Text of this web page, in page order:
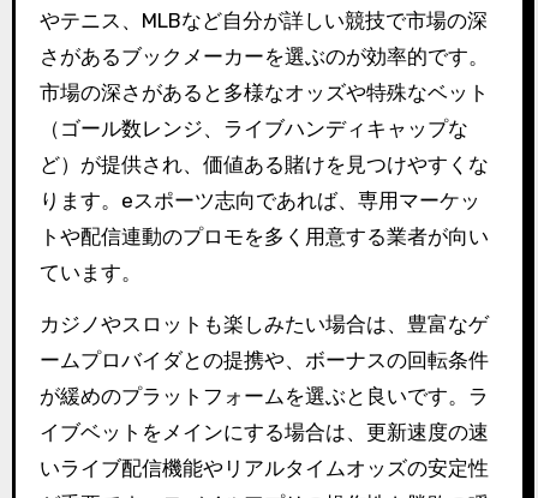
やテニス、MLBなど自分が詳しい競技で市場の深
さがあるブックメーカーを選ぶのが効率的です。
市場の深さがあると多様なオッズや特殊なベット
（ゴール数レンジ、ライブハンディキャップな
ど）が提供され、価値ある賭けを見つけやすくな
ります。eスポーツ志向であれば、専用マーケッ
トや配信連動のプロモを多く用意する業者が向い
ています。
カジノやスロットも楽しみたい場合は、豊富なゲ
ームプロバイダとの提携や、ボーナスの回転条件
が緩めのプラットフォームを選ぶと良いです。ラ
イブベットをメインにする場合は、更新速度の速
いライブ配信機能やリアルタイムオッズの安定性